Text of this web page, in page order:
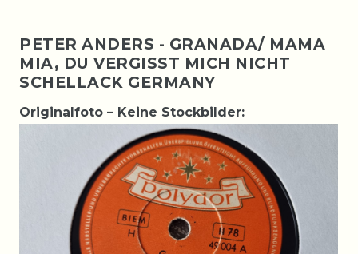
PETER ANDERS - GRANADA/ MAMA
MIA, DU VERGISST MICH NICHT
SCHELLACK GERMANY
Originalfoto – Keine Stockbilder: